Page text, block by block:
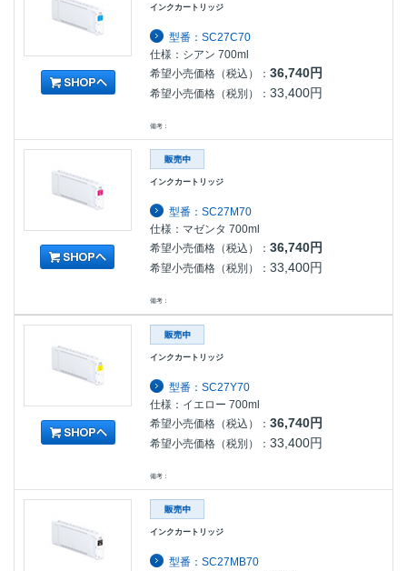
インクカートリッジ
型番：SC27C70
仕様：シアン 700ml
希望小売価格（税込）：36,740円
希望小売価格（税別）：33,400円
備考：
インクカートリッジ
型番：SC27M70
仕様：マゼンタ 700ml
希望小売価格（税込）： 36,740円
希望小売価格（税別）： 33,400円
備考：
インクカートリッジ
型番：SC27Y70
仕様：イエロー 700ml
希望小売価格（税込）：36,740円
希望小売価格（税別）：33,400円
備考：
インクカートリッジ
型番：SC27MB70